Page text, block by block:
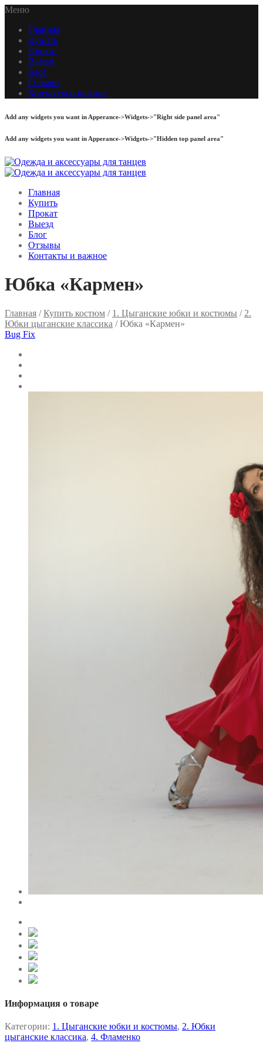
Меню
Главная
Купить
Прокат
Выезд
Блог
Отзывы
Контакты и важное
Add any widgets you want in Apperance->Widgets->"Right side panel area"
Add any widgets you want in Apperance->Widgets->"Hidden top panel area"
Главная
Купить
Прокат
Выезд
Блог
Отзывы
Контакты и важное
Юбка «Кармен»
Главная /Купить костюм / 1. Цыганские юбки и костюмы / 2.
Юбки цыганские классика / Юбка «Кармен»
Bug Fix
Информация о товаре
Категории: 1. Цыганские юбки и костюмы, 2. Юбки
цыганские классика, 4. Фламенко